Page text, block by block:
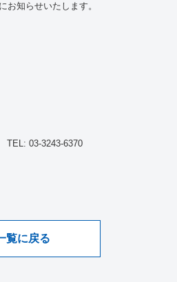
お知らせいたします。
03-3243-6370
覧に戻る